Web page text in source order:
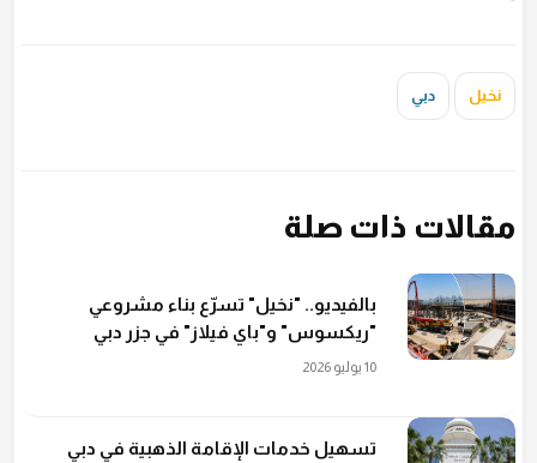
نخيل دبي
مقالات ذات صلة
بالفيديو.. "نخيل" تسرّع بناء مشروعي
"ريكسوس" و"باي فيلاز" في جزر دبي
10 يوليو 2026
تسهيل خدمات الإقامة الذهبية في دبي